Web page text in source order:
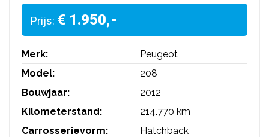
Prijs: € 1.950,-
Merk:
Peugeot
Model:
208
Bouwjaar:
2012
Kilometerstand:
214.770 km
Carrosserievorm:
Hatchback